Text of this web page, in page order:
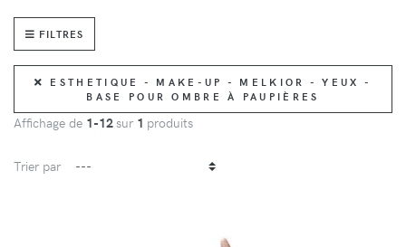
FILTRES
ESTHETIQUE - MAKE-UP - MELKIOR - YEUX -
BASE POUR OMBRE À PAUPIÈRES
Affichage de 1-12sur 1 produits
Trier par